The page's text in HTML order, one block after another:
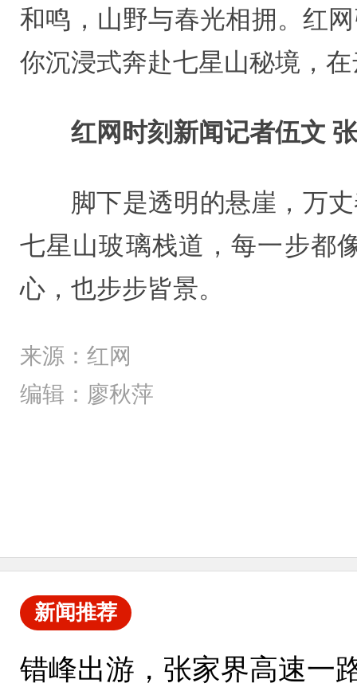
和鸣，山野与春光相拥。红
你沉浸式奔赴七星山秘境，
红网时刻新闻记者伍文
脚下是透明的悬崖，万
七星山玻璃栈道，每一步都
心，也步步皆景。
来源：红网
编辑：廖秋萍
新闻推荐
错峰出游，张家界高速一